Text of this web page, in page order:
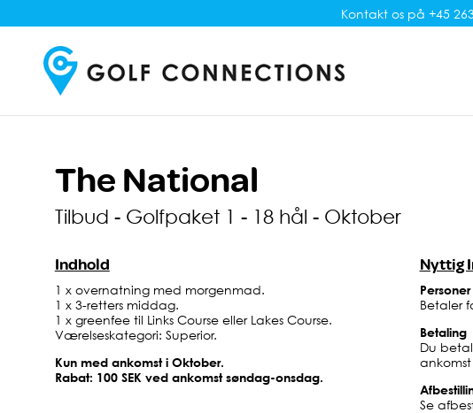
Kontakt os på +45
The National
Tilbud - Golfpaket 1 - 18 hål - Oktober
Indhold
1 x overnatning med morgenmad.
1 x 3-retters middag.
1 x greenfee til Links Course eller Lakes Course.
Værelseskategori: Superior.
Kun med ankomst i Oktober.
Rabat: 100 SEK ved ankomst søndag-onsdag.
Nyttig
Betaler
Betaling
Du
Se